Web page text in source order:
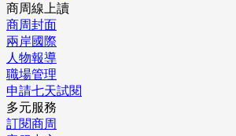
商周線上讀
商周封面
兩岸國際
人物報導
職場管理
申請七天試閱
多元服務
訂閱商周